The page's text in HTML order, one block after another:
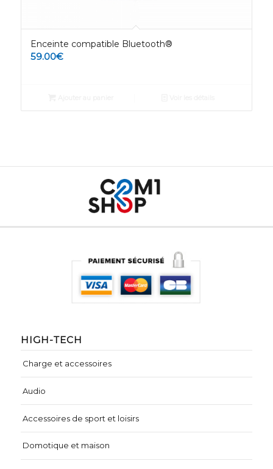
Enceinte compatible Bluetooth®
59.00€
HIGH-TECH
Charge et accessoires
Audio
Accessoires de sport et loisirs
Domotique et maison